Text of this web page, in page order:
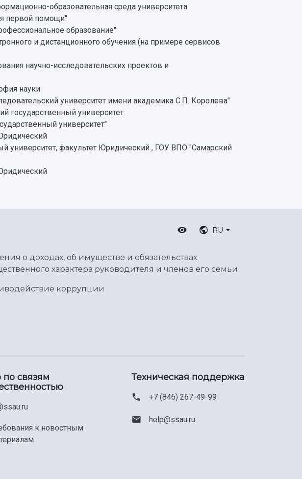
образовательная среда университета
первой помощи"
образование"
и дистанционного обучения (на примере сервисов
научно-исследовательских проектов и
науки
университет имени академика С.П. Королева"
государственный университет
университет"
университет, факультет Юридический , ГОУ ВПО "Самарский
RU
о доходах, об имуществе и обязательствах
характера руководителя и членов его семьи
коррупции
по связям
к новостным
Техническая поддержка
+7 (846) 267-49-99
help@ssau.ru